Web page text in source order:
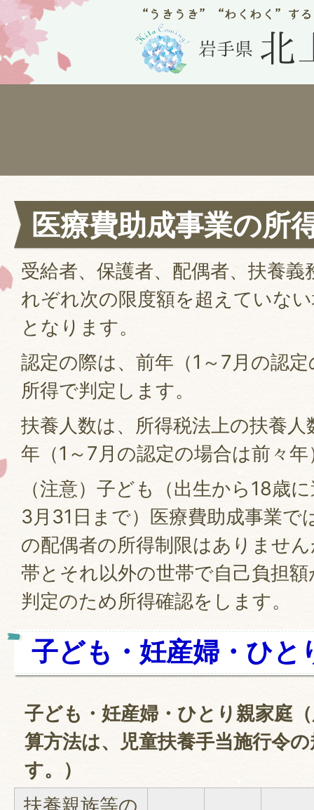
医療費助成事業の所
受給者、保護者、配偶者、扶養
れぞれ次の限度額を超えていな
となります。
認定の際は、前年（1～7月の認
所得で判定します。
扶養人数は、所得税法上の扶養
年（1～7月の認定の場合は前々年
（注意）子ども（出生から18歳
3月31日まで）医療費助成事業で
の配偶者の所得制限はありませ
帯とそれ以外の世帯で自己負担
判定のため所得確認をします。
子ども・妊産婦・ひと
子ども・妊産婦・ひとり親家庭
算方法は、児童扶養手当施行令
す。）